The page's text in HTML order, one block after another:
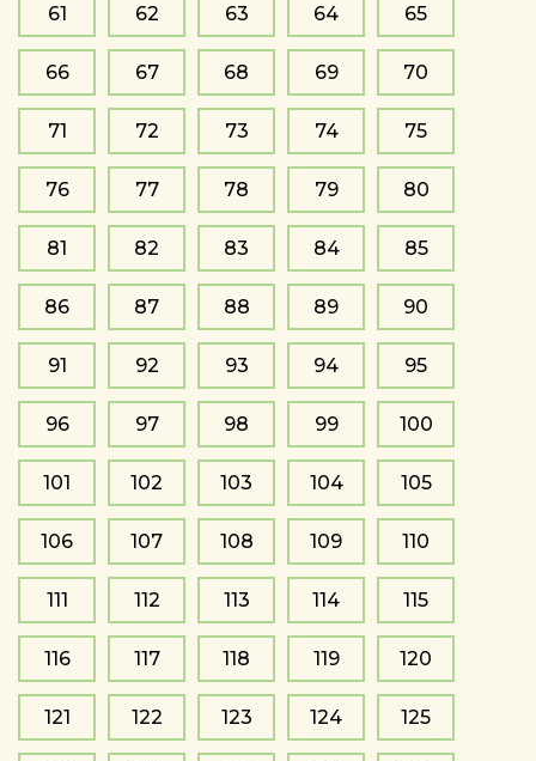
61 62 63 64 65
66 67 68 69 70
71 72 73 74 75
76 77 78 79 80
81 82 83 84 85
86 87 88 89 90
91 92 93 94 95
96 97 98 99 100
101 102 103 104 105
106 107 108 109 110
111 112 113 114 115
116 117 118 119 120
121 122 123 124 125